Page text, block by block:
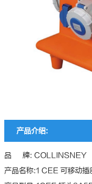
产品介绍:
品 牌: COLLINSNEY
产品名称:1 CEE 可移动插